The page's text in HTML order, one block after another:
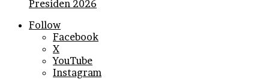
Presiden 2026
Follow
Facebook
X
YouTube
Instagram